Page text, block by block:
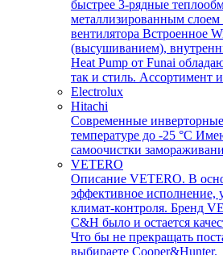
быстрее 3-рядные
металлизированным слоем
вентилятора Встроенное
(высушиванием),
Heat Pump от Funai
так и стиль. Ассортимент
Electrolux
Hitachi
Современные
температуре до -25 °С
самоочистки
VETERO
Описание VETERO. В
эффективное исполнение,
климат-контроля. Бренд
C&H было и остается
Что бы не прекращать
выбираете Cooper&Hunter.